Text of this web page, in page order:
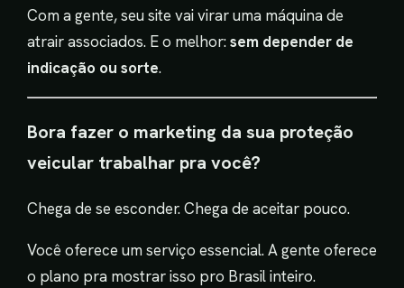
Com a gente, seu site vai virar uma máquina de
atrair associados. E o melhor:sem depender de
indicação ou sorte.
Bora fazer o marketing da sua proteção
veicular trabalhar pra você?
Chega de se esconder. Chega de aceitar pouco.
Você oferece um serviço essencial. A gente oferece
o plano pra mostrar isso pro Brasil inteiro.